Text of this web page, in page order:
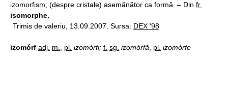
izomorfism; (despre cristale) asemănător ca formă. – Din fr.
isomorphe.
Trimis de valeriu, 13.09.2007. Sursa: DEX '98
izomórf adj. m. pl. izomórfi; f. sg. izomórfă pl. izomórfe